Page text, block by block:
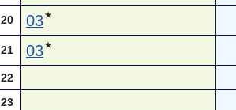
20 03★
21 03★
22
23